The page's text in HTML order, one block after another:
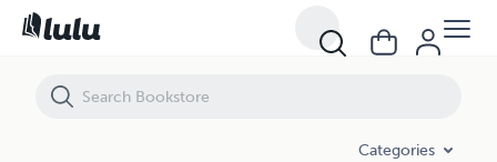
Categories
ENSEÑANZAS DE LA PRIMERA CARTA DE JUAN